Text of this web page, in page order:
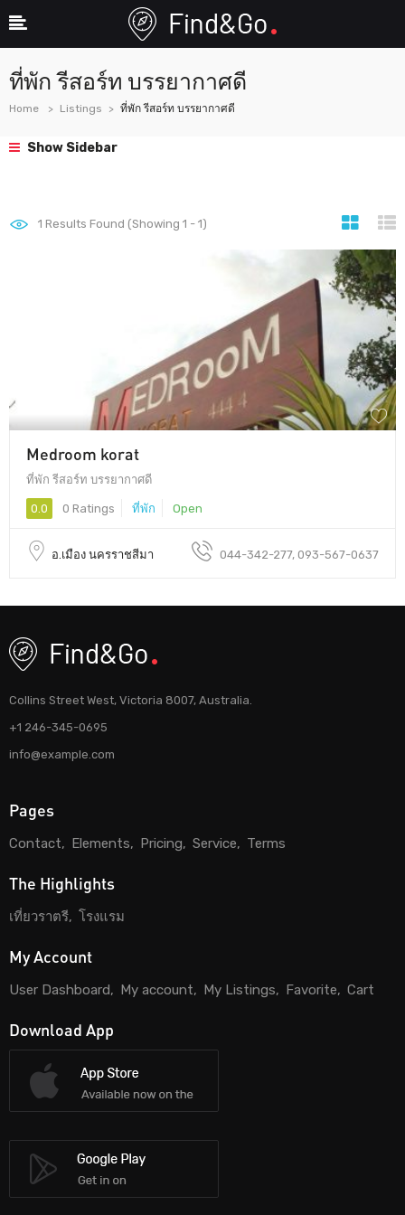
ที่พัก รีสอร์ท บรรยากาศดี
Home Listings ที่พัก รีสอร์ท บรรยากาศดี
Show Sidebar
1 Results Found (Showing 1 - 1)
Medroom korat
ที่พัก รีสอร์ท บรรยากาศดี
0.0 0 Ratings ที่พัก Open
อ.เมือง นครราชสีมา 044-342-277, 093-567-0637
Collins Street West, Victoria 8007, Australia.
+1 246-345-0695
info@example.com
Pages
Contact Elements Pricing Service Terms
The Highlights
เที่ยวราตรี โรงแรม
My Account
User Dashboard My account My Listings Favorite Cart
Download App